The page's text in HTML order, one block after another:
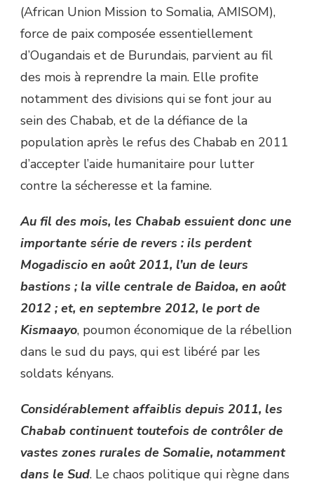
(African Union Mission to Somalia, AMISOM),
force de paix composée essentiellement
d’Ougandais et de Burundais, parvient au fil
des mois à reprendre la main. Elle profite
notamment des divisions qui se font jour au
sein des Chabab, et de la défiance de la
population après le refus des Chabab en 2011
d’accepter l’aide humanitaire pour lutter
contre la sécheresse et la famine.
Au fil des mois, les Chabab essuient donc une
importante série de revers : ils perdent
Mogadiscio en août 2011, l’un de leurs
bastions ; la ville centrale de Baidoa, en août
2012 ; et, en septembre 2012, le port de
Kismaayo, poumon économique de la rébellion
dans le sud du pays, qui est libéré par les
soldats kényans.
Considérablement affaiblis depuis 2011, les
Chabab continuent toutefois de contrôler de
vastes zones rurales de Somalie, notamment
dans le Sud. Le chaos politique qui règne dans